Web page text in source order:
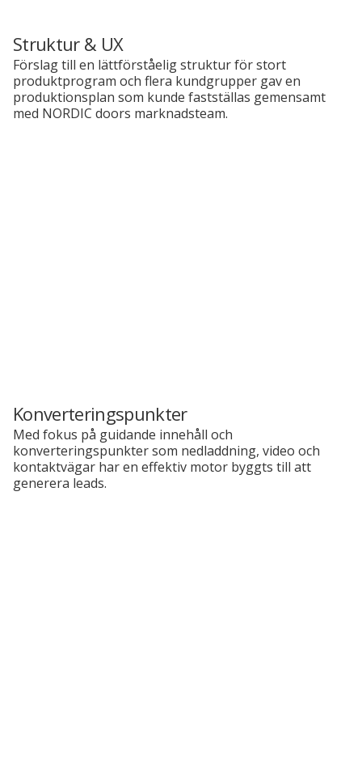
Struktur & UX
Förslag till en lättförståelig struktur för stort
produktprogram och flera kundgrupper gav en
produktionsplan som kunde fastställas gemensamt
med NORDIC doors marknadsteam.
Konverteringspunkter
Med fokus på guidande innehåll och
konverteringspunkter som nedladdning, video och
kontaktvägar har en effektiv motor byggts till att
generera leads.